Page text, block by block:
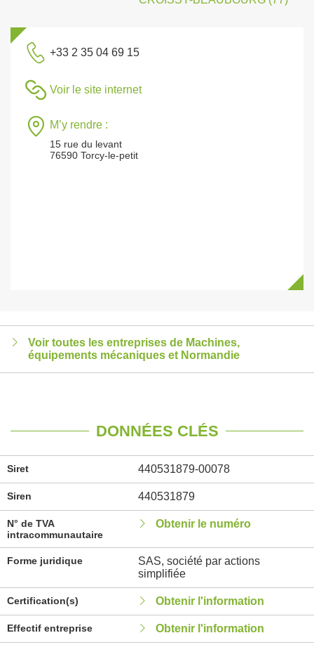
+33 2 35 04 69 15
Voir le site internet
M’y rendre :
15 rue du levant
76590 Torcy-le-petit
Voir toutes les entreprises de Machines,
équipements mécaniques et Normandie
DONNÉES CLÉS
Siret 440531879-00078
Siren 440531879
N° de TVA
intracommunautaire
Obtenir le numéro
Forme juridique
SAS, société par actions
simplifiée
Certification(s) Obtenir l'information
Effectif entreprise Obtenir l'information